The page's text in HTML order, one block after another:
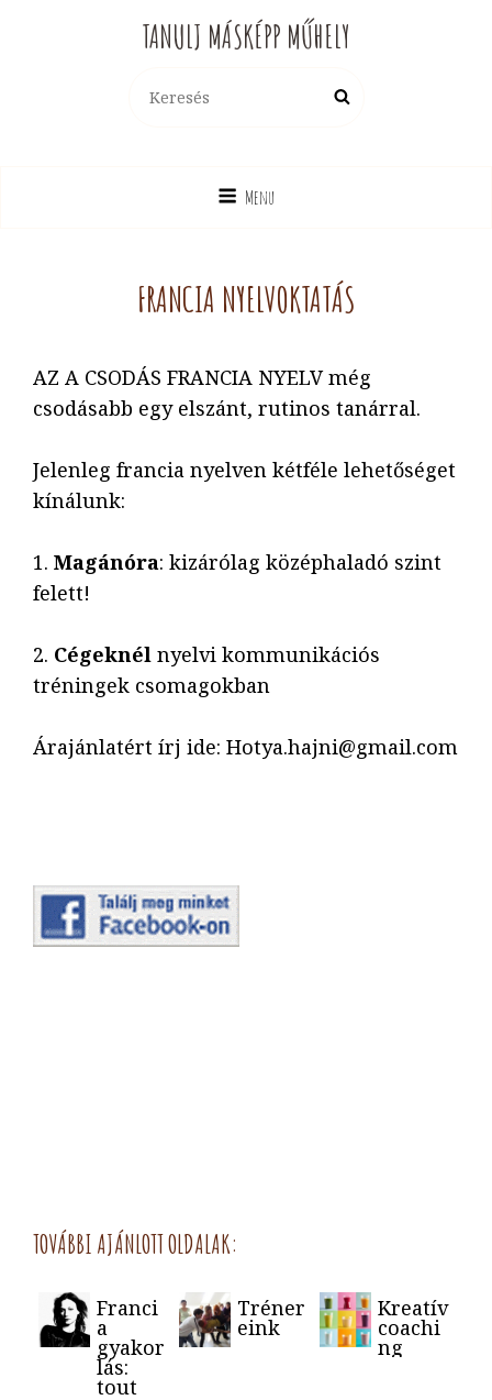
TANULJ MÁSKÉPP MŰHELY
Search
Menu
FRANCIA NYELVOKTATÁS
AZ A CSODÁS FRANCIA NYELV még
csodásabb egy elszánt, rutinos tanárral.
Jelenleg francia nyelven kétféle lehetőséget
kínálunk:
1. Magánóra: kizárólag középhaladó szint
felett!
2. Cégeknél nyelvi kommunikációs
tréningek csomagokban
Árajánlatért írj ide: Hotya.hajni@gmail.com
TOVÁBBI AJÁNLOTT OLDALAK:
Franci
a
gyakor
lás:
tout
Tréner
eink
Kreatív
coachi
ng